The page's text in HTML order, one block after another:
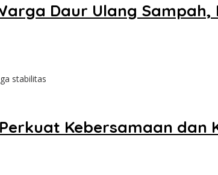
Daur Ulang
stabilitas
Kebersamaan dan